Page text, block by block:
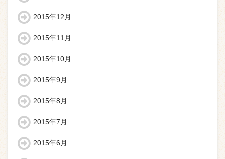
2015年12月
2015年11月
2015年10月
2015年9月
2015年8月
2015年7月
2015年6月